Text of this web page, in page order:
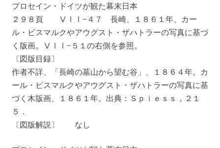
プロセイン・ドイツが観た幕末日本
２９８頁 ⅤⅠⅠ−４７ 長崎、１８６１年、カー
ル・ビスマルクやアウグスト・ザハトラーの写真に基づ
く版画。ⅤⅠⅠ−５１の右側を参照。
〔図版目録〕
作者不詳、「長崎の墓山から望む谷」、１８６４年。カ
ール・ビスマルクやアウグスト・ザハトラーの写真に基
づく木版画、１８６１年。出典：Ｓｐｉｅｓｓ，２１
５．
〔図版解説〕 なし